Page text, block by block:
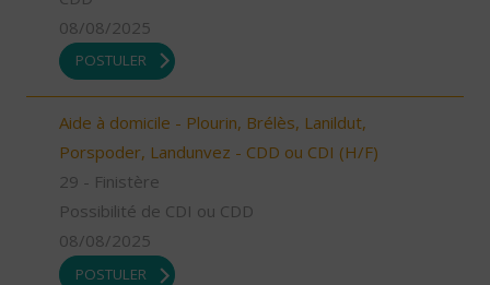
08/08/2025
POSTULER
Aide à domicile - Plourin, Brélès, Lanildut,
Porspoder, Landunvez - CDD ou CDI (H/F)
29 - Finistère
Possibilité de CDI ou CDD
08/08/2025
POSTULER